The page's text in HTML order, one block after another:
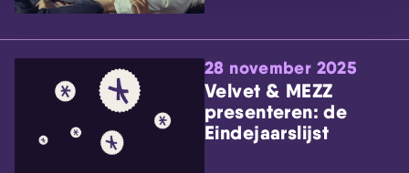
28 november 2025
Velvet & MEZZ
presenteren: de
Eindejaarslijst